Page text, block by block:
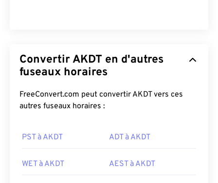
Convertir AKDT en d'autres
fuseaux horaires
FreeConvert.com peut convertir AKDT vers ces
autres fuseaux horaires :
PST à AKDT ADT à AKDT
WET à AKDT AEST à AKDT